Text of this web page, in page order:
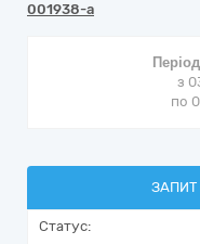
001938-a
з
по
ЗАПИТ
Статус: